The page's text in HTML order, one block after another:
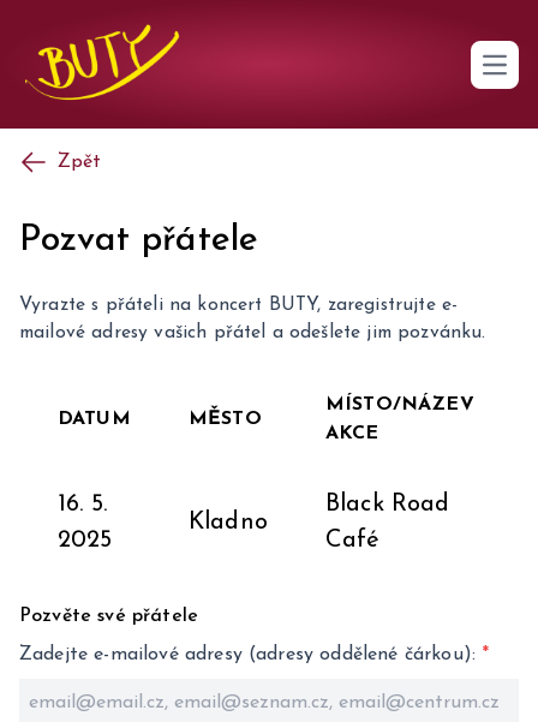
Open
Zpět
Pozvat přátele
Vyrazte s přáteli na koncert BUTY, zaregistrujte e-
mailové adresy vašich přátel a odešlete jim pozvánku.
DATUM MĚSTO
MÍSTO/NÁZEV
AKCE
16. 5.
2025
Kladno
Black Road
Café
Pozvěte své přátele
Zadejte e-mailové adresy (adresy oddělené čárkou): *